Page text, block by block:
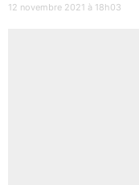
12 novembre 2021 à 18h03